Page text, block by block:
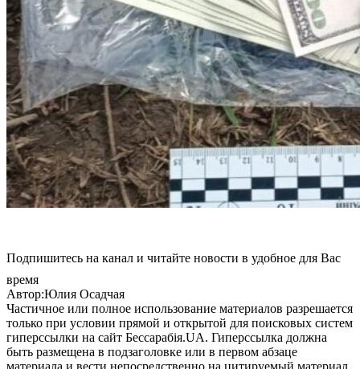
Подпишитесь на канал и читайте новости в удобное для Вас
время
Автор:Юлия Осадчая
Частичное или полное использование материалов разрешается
только при условии прямой и открытой для поисковых систем
гиперссылки на сайт Бессарабія.UA. Гиперссылка должна
быть размещена в подзаголовке или в первом абзаце
материала и вести непосредственно на цитируемый материал.